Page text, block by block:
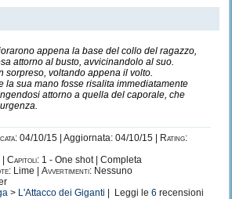
appena la base del collo del ragazzo,
attorno al busto, avvicinandolo al suo.
sorpreso, voltando appena il volto.
la sua mano fosse risalita immediatamente
attorno a quella del caporale, che
04/10/15 | Aggiornata: 04/10/15 |
Rating:
Capitoli: 1 - One shot | Completa
Lime | Avvertimenti: Nessuno
> L'Attacco dei Giganti | Leggi le 6 recensioni